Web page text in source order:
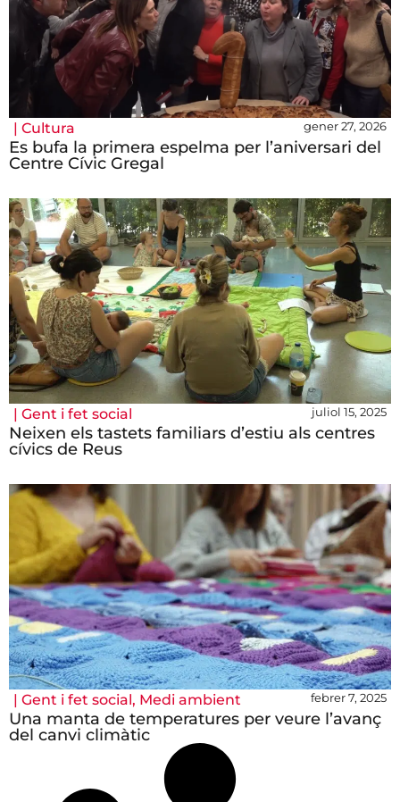
| Cultura gener 27, 2026
Es bufa la primera espelma per l’aniversari del
Centre Cívic Gregal
| Gent i fet social juliol 15, 2025
Neixen els tastets familiars d’estiu als centres
cívics de Reus
| Gent i fet social, Medi ambient febrer 7, 2025
Una manta de temperatures per veure l’avanç
del canvi climàtic